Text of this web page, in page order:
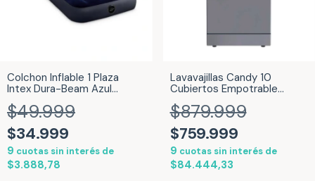
Colchon Inflable 1 Plaza
Intex Dura-Beam Azul
25580/4
$49.999
$34.999
9 cuotas sin interés de
$3.888,78
Lavavajillas Candy 10
Cubiertos Empotrable
Inverter Brava Slim SIlver
Inox CDPH2D1047S-12
$879.999
$759.999
9 cuotas sin interés de
$84.444,33